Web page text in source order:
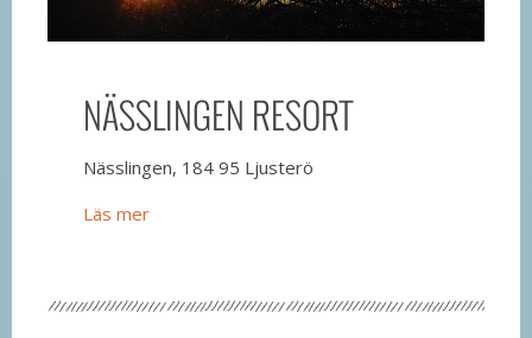
NÄSSLINGEN RESORT
Nässlingen, 184 95 Ljusterö
Läs mer